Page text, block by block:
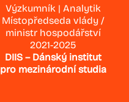
Výzkumník | Analytik
Místopředseda vlády /
ministr hospodářství
2021-2025
DIIS – Dánský institut
pro mezinárodní studia